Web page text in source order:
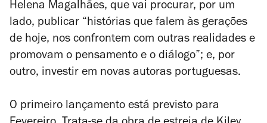
Helena Magalhães, que vai procurar, por um
lado, publicar “histórias que falem às gerações
de hoje, nos confrontem com outras realidades e
promovam o pensamento e o diálogo”; e, por
outro, investir em novas autoras portuguesas.
O primeiro lançamento está previsto para